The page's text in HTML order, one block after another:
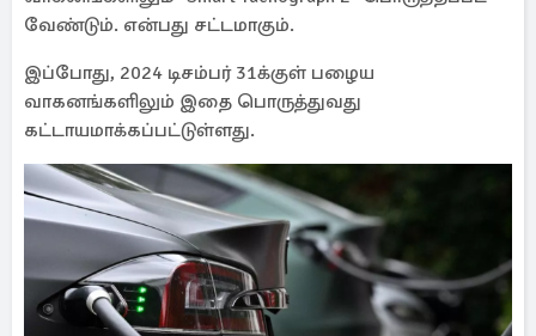
வேண்டும். என்பது சட்டமாகும்.
இப்போது, 2024 டிசம்பர் 31க்குள் பழைய
வாகனங்களிலும் இதை பொருத்துவது
கட்டாயமாக்கப்பட்டுள்ளது.